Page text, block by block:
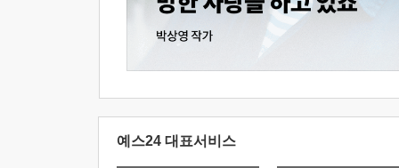
예스24 대표서비스